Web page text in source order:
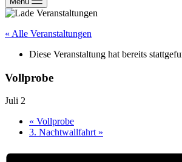
« Alle Veranstaltungen
Diese Veranstaltung hat bereits
Vollprobe
Juli 2
« Vollprobe
3. Nachtwallfahrt »